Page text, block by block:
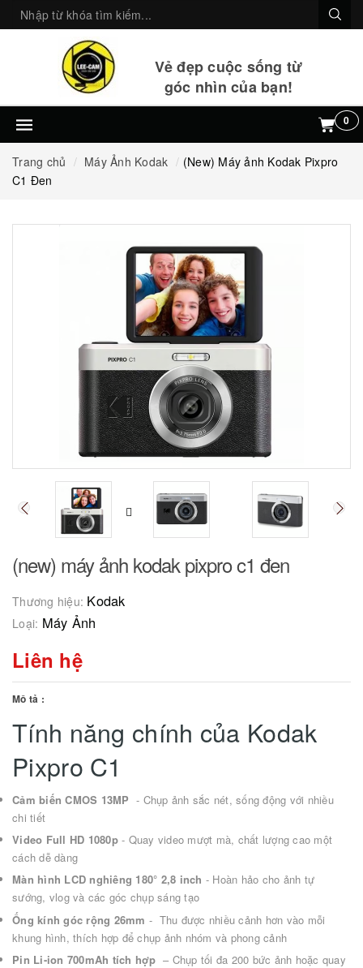
Vẻ đẹp cuộc sống từ
góc nhìn của bạn!
0
Trang chủ Máy Ảnh Kodak
(New) Máy ảnh Kodak Pixpro
C1 Đen
(new) máy ảnh kodak pixpro c1 đen
Thương hiệu: Kodak
Loại: Máy Ảnh
Liên hệ
Mô tả :
Tính năng chính của Kodak
Pixpro C1
Cảm biến CMOS 13MP - Chụp ảnh sắc nét, sống động với nhiều
chi tiết
Video Full HD 1080p - Quay video mượt mà, chất lượng cao một
cách dễ dàng
Màn hình LCD nghiêng 180° 2,8 inch - Hoàn hảo cho ảnh tự
sướng, vlog và các góc chụp sáng tạo
Ống kính góc rộng 26mm - Thu được nhiều cảnh hơn vào mỗi
khung hình, thích hợp để chụp ảnh nhóm và phong cảnh
Pin Li-ion 700mAh tích hợp – Chụp tối đa 200 bức ảnh hoặc quay